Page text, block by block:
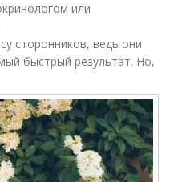
или
сторонников, ведь они
быстрый результат. Но,